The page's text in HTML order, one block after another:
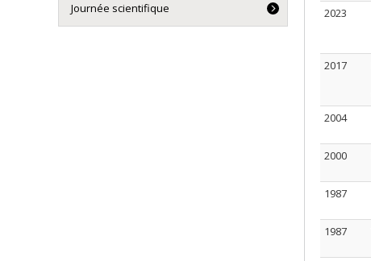
2023
2017
2004
2000
1987
1987
Journée scientifique